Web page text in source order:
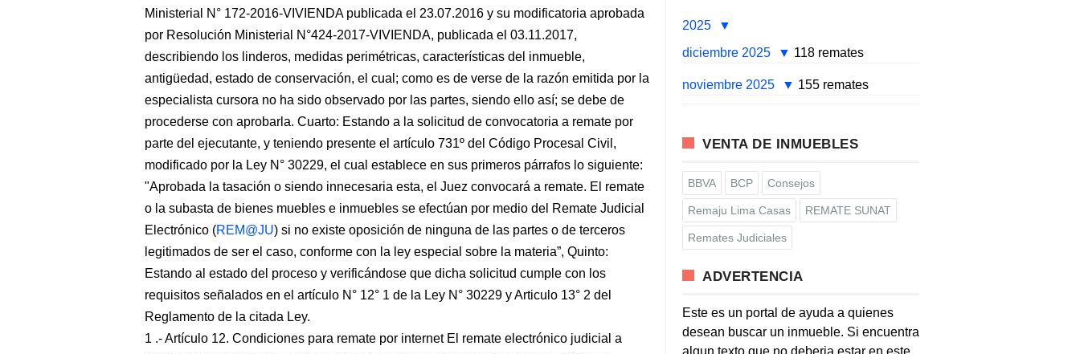
Ministerial N° 172-2016-VIVIENDA publicada el 23.07.2016 y su modificatoria aprobada
por Resolución Ministerial N°424-2017-VIVIENDA, publicada el 03.11.2017,
describiendo los linderos, medidas perimétricas, características del inmueble,
antigüedad, estado de conservación, el cual; como es de verse de la razón emitida por la
especialista cursora no ha sido observado por las partes, siendo ello así; se debe de
procederse con aprobarla. Cuarto: Estando a la solicitud de convocatoria a remate por
parte del ejecutante, y teniendo presente el artículo 731º del Código Procesal Civil,
modificado por la Ley N° 30229, el cual establece en sus primeros párrafos lo siguiente:
"Aprobada la tasación o siendo innecesaria esta, el Juez convocará a remate. El remate
o la subasta de bienes muebles e inmuebles se efectúan por medio del Remate Judicial
Electrónico (REM@JU) si no existe oposición de ninguna de las partes o de terceros
legitimados de ser el caso, conforme con la ley especial sobre la materia”, Quinto:
Estando al estado del proceso y verificándose que dicha solicitud cumple con los
requisitos señalados en el artículo N° 12° 1 de la Ley N° 30229 y Articulo 13° 2 del
Reglamento de la citada Ley.
1 .- Artículo 12. Condiciones para remate por internet El remate electrónico judicial a
2025
diciembre 2025
118 remates
noviembre 2025 155 remates
VENTA DE INMUEBLES
BBVA BCP Consejos
Remaju Lima Casas REMATE SUNAT
Remates Judiciales
ADVERTENCIA
Este es un portal de ayuda a quienes
desean buscar un inmueble. Si encuentra
algun texto que no deberia estar en este